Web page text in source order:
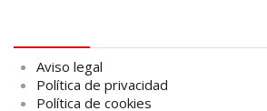
Aviso legal
Política de privacidad
Política de cookies